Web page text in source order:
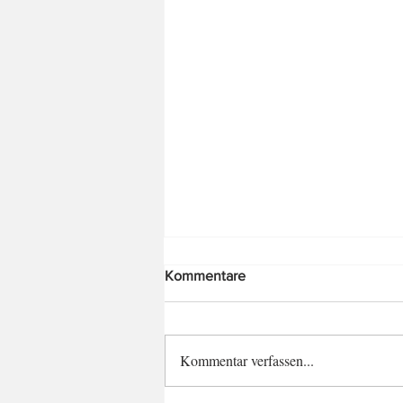
Wir sagen "DANKE"!
Kommentare
Kommentar verfassen...